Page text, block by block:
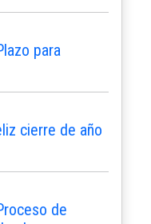
para
cierre de año
de